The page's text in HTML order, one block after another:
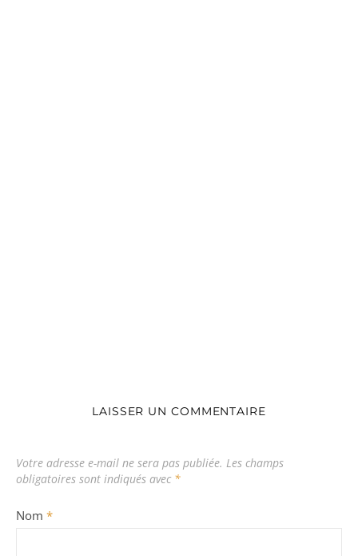
LAISSER UN COMMENTAIRE
Votre adresse e-mail ne sera pas publiée. Les champs
obligatoires sont indiqués avec *
Nom *